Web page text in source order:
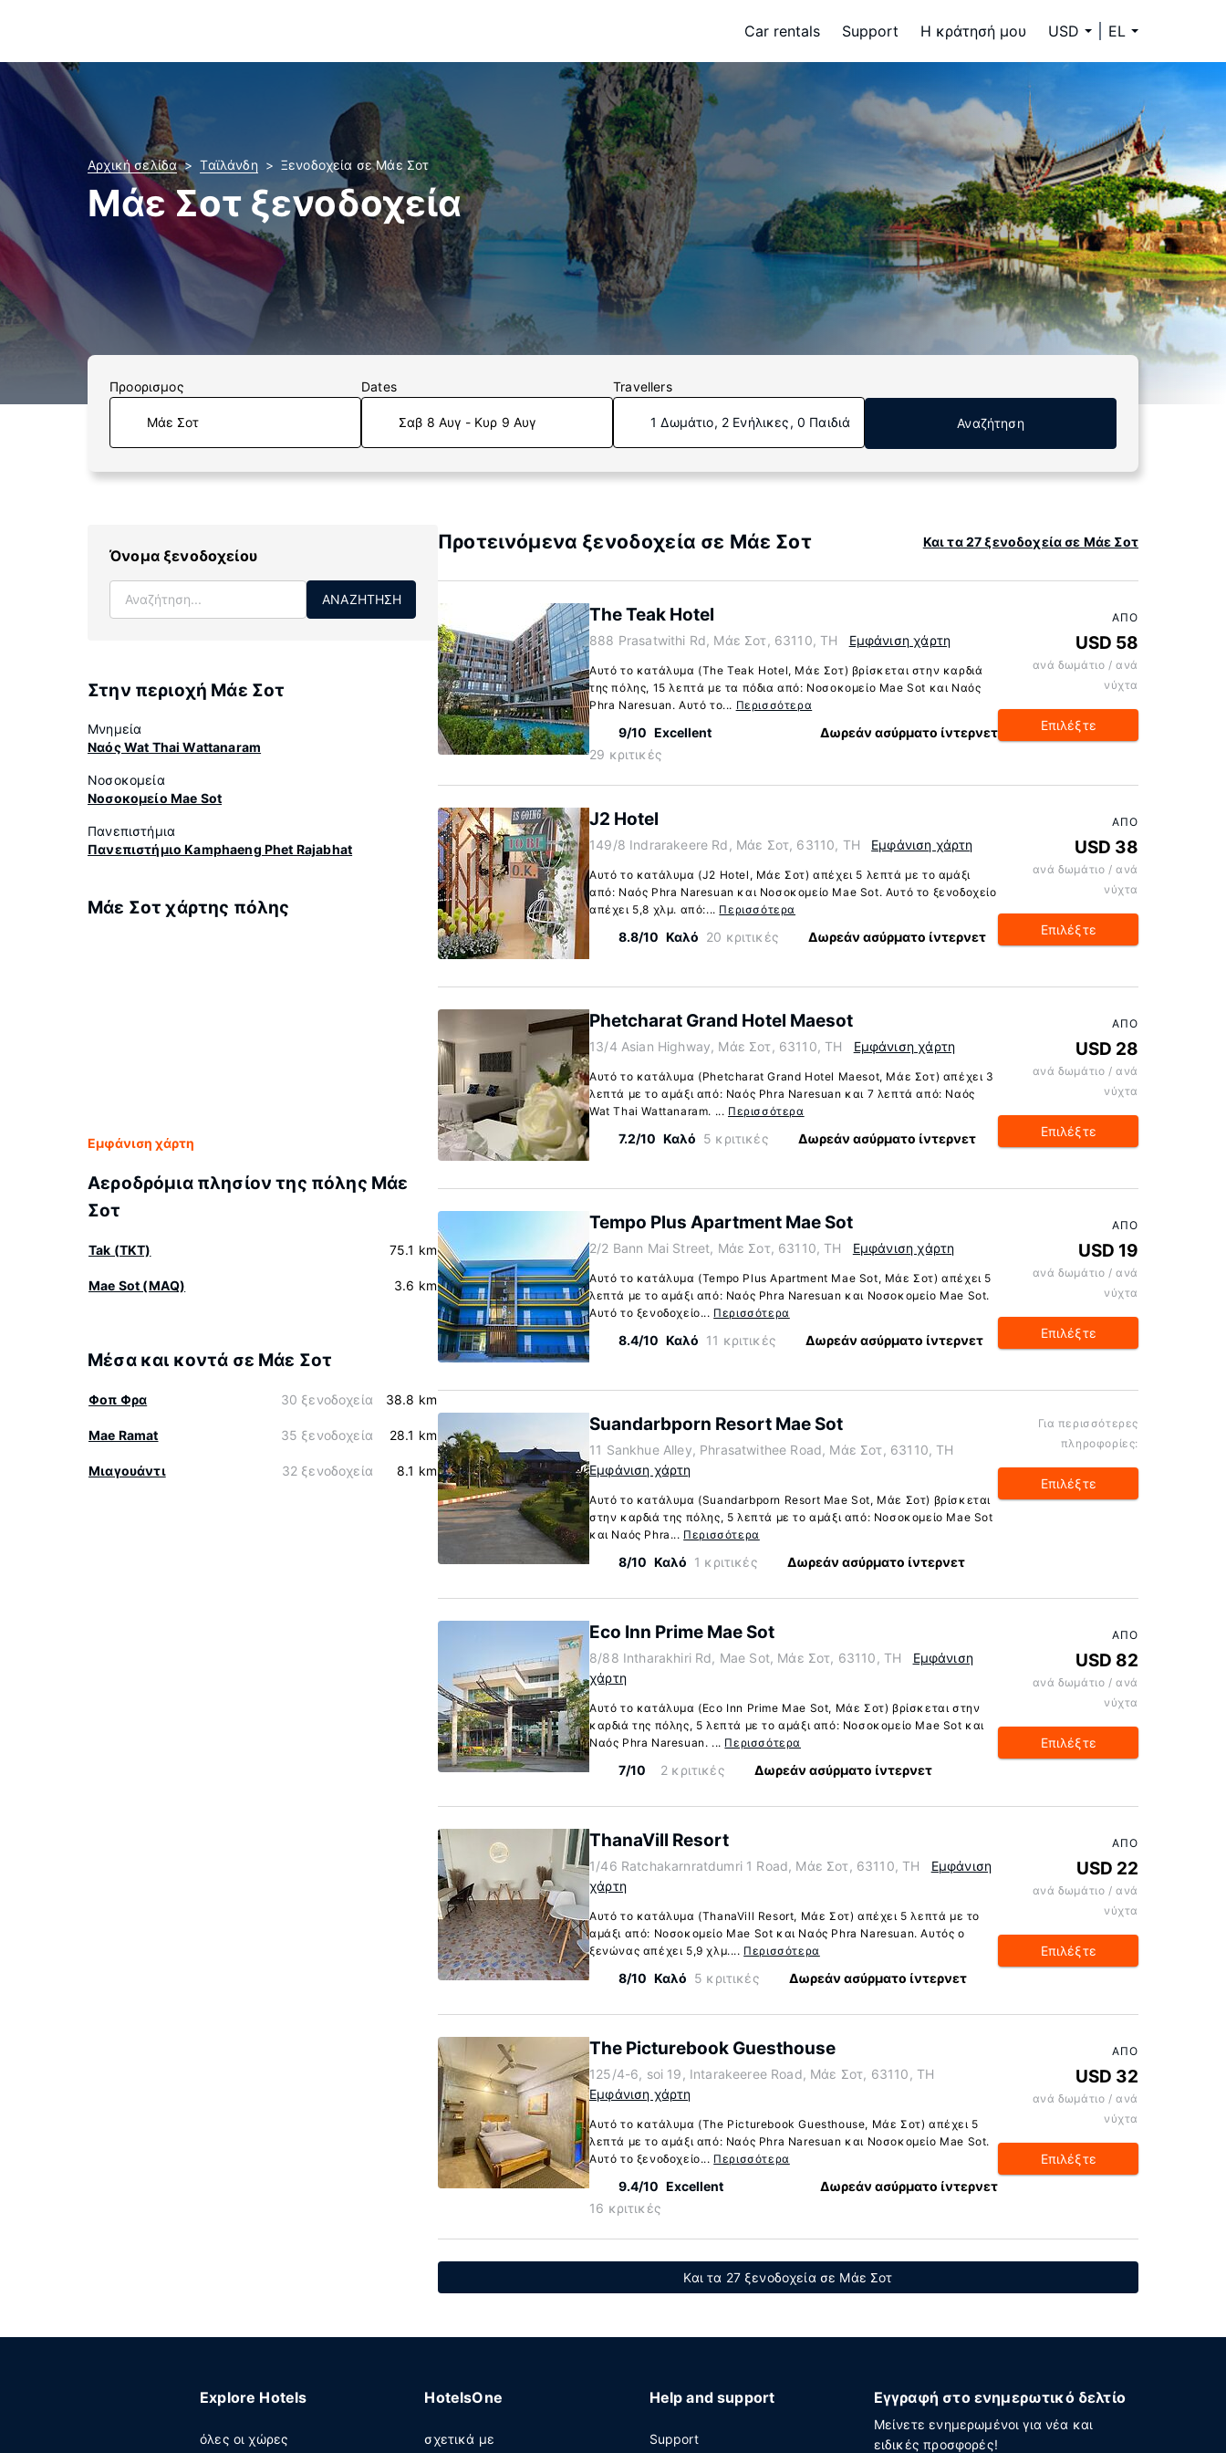
Car rentals Support Η κράτησή μου USD EL
Αρχική σελίδα Ταϊλάνδη Ξενοδοχεία σε Μάε Σοτ
Μάε Σοτ ξενοδοχεία
Προορισμος Dates
Σαβ 8 Αυγ - Κυρ 9 Αυγ
Travellers
1 Δωμάτιο, 2 Ενήλικες, 0 Παιδιά Αναζήτηση
Όνομα ξενοδοχείου
ΑΝΑΖΉΤΗΣΗ
Στην περιοχή Μάε Σοτ
Μνημεία
Ναός Wat Thai Wattanaram
Νοσοκομεία
Νοσοκομείο Mae Sot
Πανεπιστήμια
Πανεπιστήμιο Kamphaeng Phet Rajabhat
Μάε Σοτ χάρτης πόλης
Εμφάνιση χάρτη
Αεροδρόμια πλησίον της πόλης Μάε
Σοτ
Tak (TKT) 75.1 km
Mae Sot (MAQ) 3.6 km
Μέσα και κοντά σε Μάε Σοτ
Φοπ Φρα 30 ξενοδοχεία 38.8 km
Mae Ramat 35 ξενοδοχεία 28.1 km
Μιαγουάντι 32 ξενοδοχεία 8.1 km
Προτεινόμενα ξενοδοχεία σε Μάε Σοτ Και τα 27 ξενοδοχεία σε Μάε Σοτ
The Teak Hotel
888 Prasatwithi Rd, Μάε Σοτ, 63110, TH Εμφάνιση χάρτη
Αυτό το κατάλυμα (The Teak Hotel, Μάε Σοτ) βρίσκεται στην καρδιά
της πόλης, 15 λεπτά με τα πόδια από: Νοσοκομείο Mae Sot και Ναός
Phra Naresuan. Αυτό το... Περισσότερα
9/10 Excellent
29 κριτικές
Δωρεάν ασύρματο ίντερνετ
ΑΠΌ
USD 58
ανά δωμάτιο / ανά
νύχτα
Επιλέξτε
J2 Hotel
149/8 Indrarakeere Rd, Μάε Σοτ, 63110, TH Εμφάνιση χάρτη
Αυτό το κατάλυμα (J2 Hotel, Μάε Σοτ) απέχει 5 λεπτά με το αμάξι
από: Ναός Phra Naresuan και Νοσοκομείο Mae Sot. Αυτό το ξενοδοχείο
απέχει 5,8 χλμ. από:... Περισσότερα
8.8/10 Καλό 20 κριτικές Δωρεάν ασύρματο ίντερνετ
ΑΠΌ
USD 38
ανά δωμάτιο / ανά
νύχτα
Επιλέξτε
Phetcharat Grand Hotel Maesot
13/4 Asian Highway, Μάε Σοτ, 63110, TH Εμφάνιση χάρτη
Αυτό το κατάλυμα (Phetcharat Grand Hotel Maesot, Μάε Σοτ) απέχει 3
λεπτά με το αμάξι από: Ναός Phra Naresuan και 7 λεπτά από: Ναός
Wat Thai Wattanaram. ... Περισσότερα
7.2/10 Καλό 5 κριτικές Δωρεάν ασύρματο ίντερνετ
ΑΠΌ
USD 28
ανά δωμάτιο / ανά
νύχτα
Επιλέξτε
Tempo Plus Apartment Mae Sot
2/2 Bann Mai Street, Μάε Σοτ, 63110, TH Εμφάνιση χάρτη
Αυτό το κατάλυμα (Tempo Plus Apartment Mae Sot, Μάε Σοτ) απέχει 5
λεπτά με το αμάξι από: Ναός Phra Naresuan και Νοσοκομείο Mae Sot.
Αυτό το ξενοδοχείο... Περισσότερα
8.4/10 Καλό 11 κριτικές Δωρεάν ασύρματο ίντερνετ
ΑΠΌ
USD 19
ανά δωμάτιο / ανά
νύχτα
Επιλέξτε
Suandarbporn Resort Mae Sot
11 Sankhue Alley, Phrasatwithee Road, Μάε Σοτ, 63110, TH
Εμφάνιση χάρτη
Αυτό το κατάλυμα (Suandarbporn Resort Mae Sot, Μάε Σοτ) βρίσκεται
στην καρδιά της πόλης, 5 λεπτά με το αμάξι από: Νοσοκομείο Mae Sot
και Ναός Phra... Περισσότερα
8/10 Καλό 1 κριτικές Δωρεάν ασύρματο ίντερνετ
Για περισσότερες
πληροφορίες:
Επιλέξτε
Eco Inn Prime Mae Sot
8/88 Intharakhiri Rd, Mae Sot, Μάε Σοτ, 63110, TH
Εμφάνιση
χάρτη
Αυτό το κατάλυμα (Eco Inn Prime Mae Sot, Μάε Σοτ) βρίσκεται στην
καρδιά της πόλης, 5 λεπτά με το αμάξι από: Νοσοκομείο Mae Sot και
Ναός Phra Naresuan. ... Περισσότερα
7/10 2 κριτικές Δωρεάν ασύρματο ίντερνετ
ΑΠΌ
USD 82
ανά δωμάτιο / ανά
νύχτα
Επιλέξτε
ThanaVill Resort
1/46 Ratchakarnratdumri 1 Road, Μάε Σοτ, 63110, TH
Εμφάνιση
χάρτη
Αυτό το κατάλυμα (ThanaVill Resort, Μάε Σοτ) απέχει 5 λεπτά με το
αμάξι από: Νοσοκομείο Mae Sot και Ναός Phra Naresuan. Αυτός ο
ξενώνας απέχει 5,9 χλμ.... Περισσότερα
8/10 Καλό 5 κριτικές Δωρεάν ασύρματο ίντερνετ
ΑΠΌ
USD 22
ανά δωμάτιο / ανά
νύχτα
Επιλέξτε
The Picturebook Guesthouse
125/4-6, soi 19, Intarakeeree Road, Μάε Σοτ, 63110, TH
Εμφάνιση χάρτη
Αυτό το κατάλυμα (The Picturebook Guesthouse, Μάε Σοτ) απέχει 5
λεπτά με το αμάξι από: Ναός Phra Naresuan και Νοσοκομείο Mae Sot.
Αυτό το ξενοδοχείο... Περισσότερα
9.4/10 Excellent
16 κριτικές
Δωρεάν ασύρματο ίντερνετ
ΑΠΌ
USD 32
ανά δωμάτιο / ανά
νύχτα
Επιλέξτε
Και τα 27 ξενοδοχεία σε Μάε Σοτ
Explore Hotels
όλες οι χώρες
HotelsOne
σχετικά με
Help and support
Support
Εγγραφή στο ενημερωτικό δελτίο
Μείνετε ενημερωμένοι για νέα και
ειδικές προσφορές!